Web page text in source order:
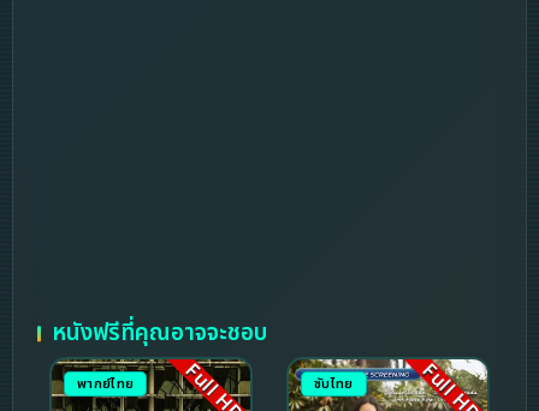
หนังฟรีที่คุณอาจจะชอบ
พากย์ไทย Full HD ซับไทย Full HD